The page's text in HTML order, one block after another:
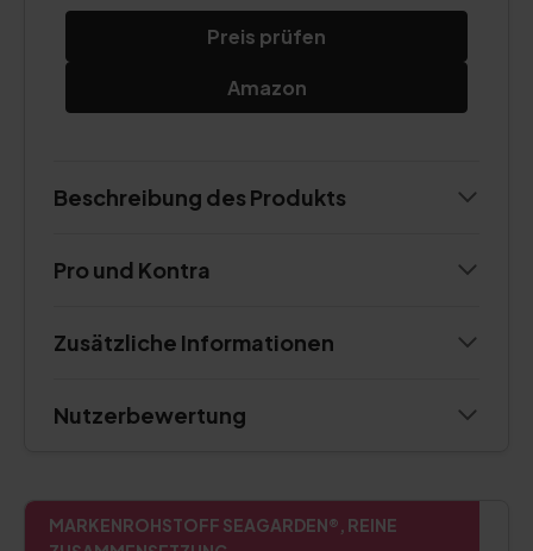
Preis prüfen
Amazon
Beschreibung des Produkts
Pro und Kontra
Zusätzliche Informationen
Nutzerbewertung
MARKENROHSTOFF SEAGARDEN®, REINE